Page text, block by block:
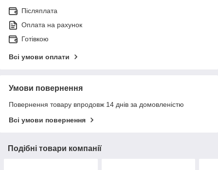
Післяплата
Оплата на рахунок
Готівкою
Всі умови оплати
Умови повернення
Повернення товару впродовж 14 днів за домовленістю
Всі умови повернення
Подібні товари компанії